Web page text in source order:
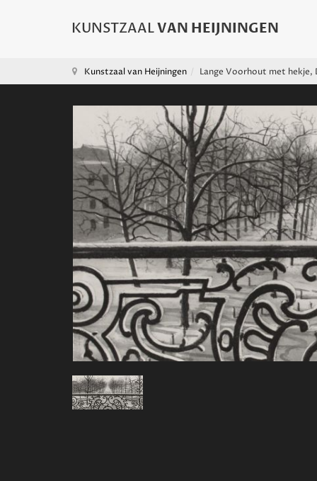
Kunstzaal van Heijningen Lange Voorhout met hekje,